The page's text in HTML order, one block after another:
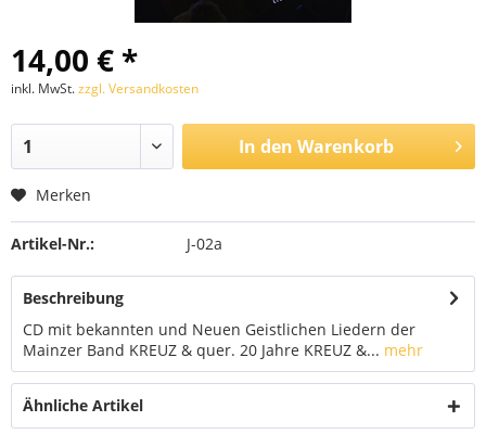
14,00 € *
inkl. MwSt.zzgl. Versandkosten
In den Warenkorb
Merken
Artikel-Nr.: J-02a
Beschreibung
CD mit bekannten und Neuen Geistlichen Liedern der
Mainzer Band KREUZ & quer. 20 Jahre KREUZ &... mehr
Ähnliche Artikel